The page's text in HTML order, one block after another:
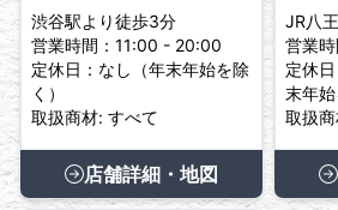
渋谷駅より徒歩3分
営業時間：11:00 - 20:00
定休日：なし（年末年始を除
く）
取扱商材: すべて
店舗詳細・地図
JR八
営業
定休
末年始
取扱